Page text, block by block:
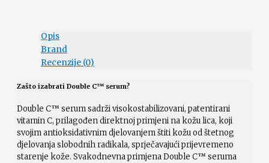
Opis
Brand
Recenzije (0)
Zašto izabrati Double C™ serum?
Double C™ serum sadrži visokostabilizovani, patentirani
vitamin C, prilagođen direktnoj primjeni na kožu lica, koji
svojim antioksidativnim djelovanjem štiti kožu od štetnog
djelovanja slobodnih radikala, sprječavajući prijevremeno
starenje kože. Svakodnevna primjena Double C™ seruma